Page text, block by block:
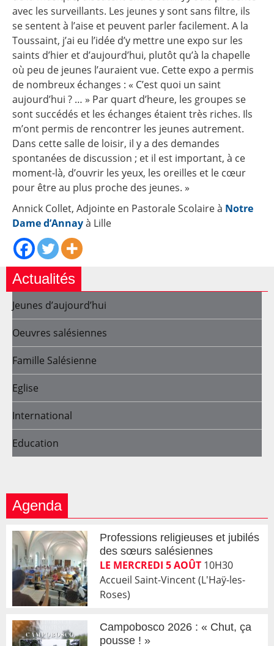
avec les surveillants. Les jeunes y sont sans filtre, ils
se sentent à l’aise et peuvent parler facilement. A la
Toussaint, j’ai eu l’idée d’y mettre une expo sur les
saints d’hier et d’aujourd’hui, plutôt qu’à la chapelle
où peu de jeunes l’auraient vue. Cette expo a permis
de nombreux échanges : « C’est quoi un saint
aujourd’hui ? … » Par quart d’heure, les groupes se
sont succédés et les échanges étaient très riches. Ils
m’ont permis de rencontrer les jeunes autrement.
Dans cette salle de loisir, il y a des demandes
spontanées de discussion ; et il est important, à ce
moment-là, d’ouvrir les yeux, les oreilles et le cœur
pour être au plus proche des jeunes. »
Annick Collet, Adjointe en Pastorale Scolaire à Notre
Dame d’Annayà Lille
Actualités
Jeunes d’aujourd’hui
Oeuvres salésiennes
Famille Salésienne
Eglise
International
Education
Agenda
Professions religieuses et jubilés
des sœurs salésiennes
LE MERCREDI 5 AOÛT 10H30
Accueil Saint-Vincent (L'Haÿ-les-
Roses)
Campobosco 2026 : « Chut, ça
pousse ! »